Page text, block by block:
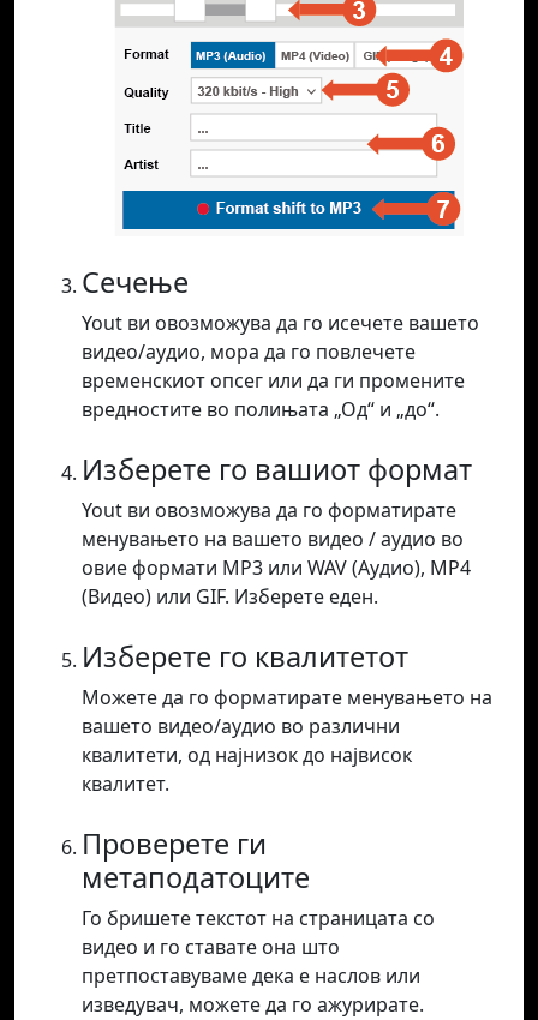
Сечење
Yout ви овозможува да го исечете вашето
видео/аудио, мора да го повлечете
временскиот опсег или да ги промените
вредностите во полињата „Од“ и „до“.
Изберете го вашиот формат
Yout ви овозможува да го форматирате
менувањето на вашето видео / аудио во
овие формати MP3 или WAV (Аудио), MP4
(Видео) или GIF. Изберете еден.
Изберете го квалитетот
Можете да го форматирате менувањето на
вашето видео/аудио во различни
квалитети, од најнизок до највисок
квалитет.
Проверете ги
метаподатоците
Го бришете текстот на страницата со
видео и го ставате она што
претпоставуваме дека е наслов или
изведувач, можете да го ажурирате.